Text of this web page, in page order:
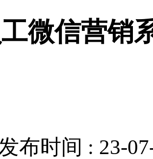
工微信营销
布时间 : 23-